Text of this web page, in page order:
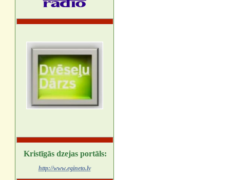
Kristīgās dzejas portāls:
http://www.egineto.lv